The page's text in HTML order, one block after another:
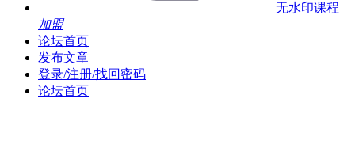
无水印课程
加盟
论坛首页
发布文章
登录/注册/找回密码
论坛首页